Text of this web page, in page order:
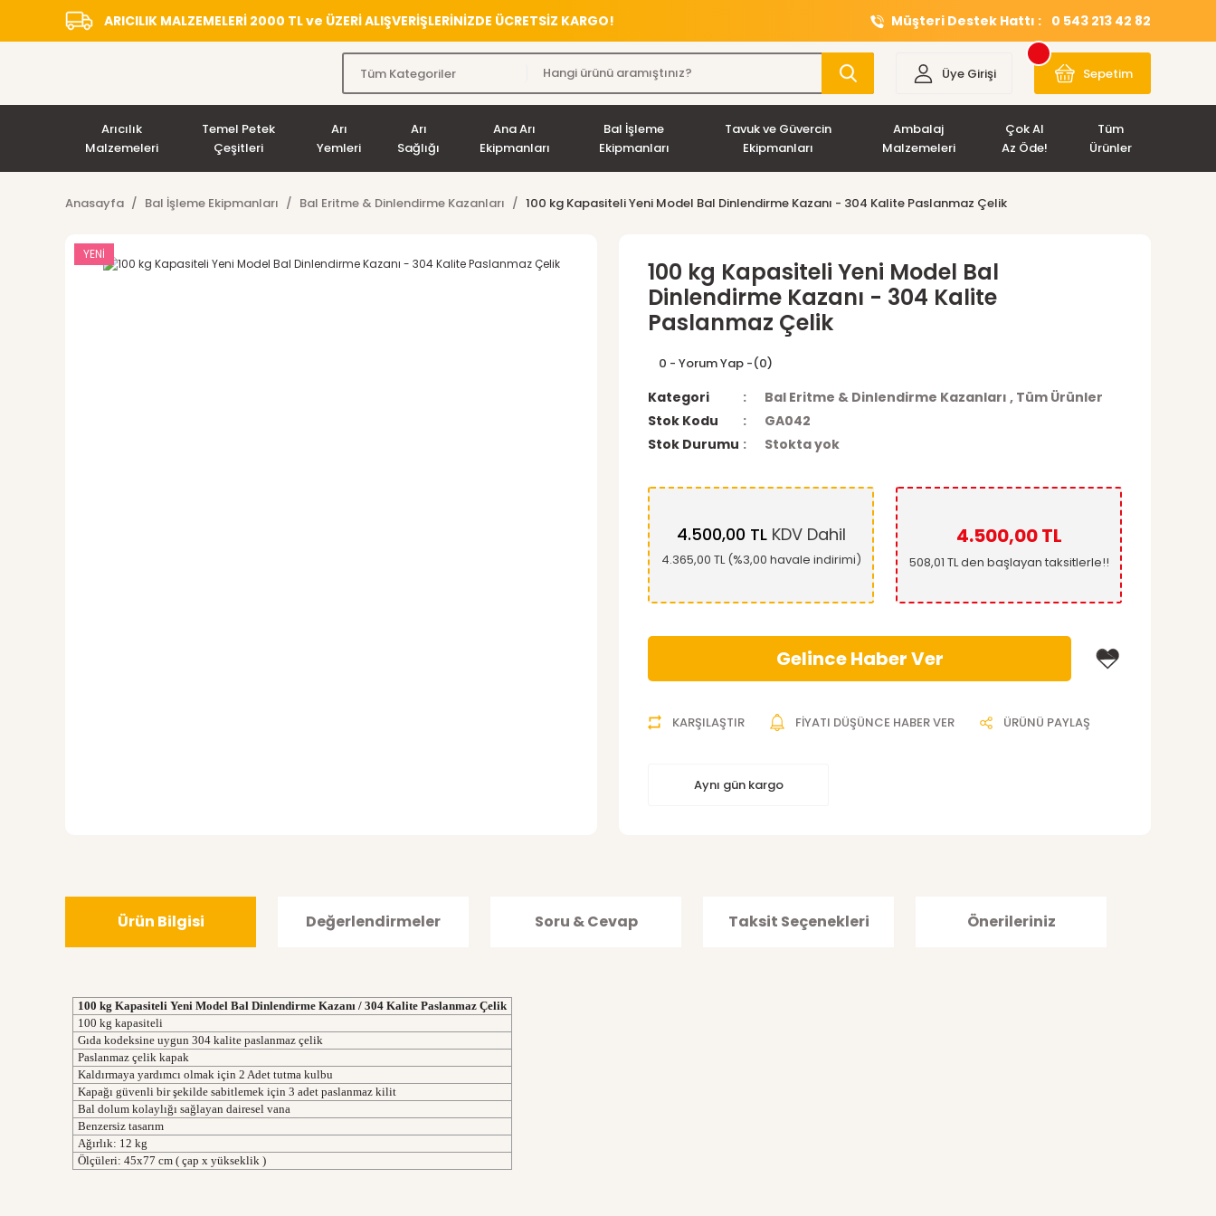
ARICILIK MALZEMELERİ 2000 TL ve ÜZERİ ALIŞVERİŞLERİNİZDE ÜCRETSİZ KARGO! Müşteri Destek Hattı : 0 543 213 42 82
Üye Girişi Sepetim
Arıcılık
Malzemeleri
Temel Petek
Çeşitleri
Arı
Yemleri
Arı
Sağlığı
Ana Arı
Ekipmanları
Bal İşleme
Ekipmanları
Tavuk ve Güvercin
Ekipmanları
Ambalaj
Malzemeleri
Çok Al
Az Öde!
Tüm
Ürünler
Anasayfa Bal İşleme Ekipmanları Bal Eritme & Dinlendirme Kazanları 100 kg Kapasiteli Yeni Model Bal Dinlendirme Kazanı - 304 Kalite Paslanmaz Çelik
YENİ
100 kg Kapasiteli Yeni Model Bal
Dinlendirme Kazanı - 304 Kalite
Paslanmaz Çelik
0 - Yorum Yap -(0)
Kategori Bal Eritme & Dinlendirme Kazanları , Tüm Ürünler
Stok Kodu
GA042
Stok Durumu
Stokta yok
4.500,00 TLKDV Dahil
4.365,00 TL (%3,00 havale indirimi)
4.500,00 TL
508,01 TL den başlayan taksitlerle!!
Gelince Haber Ver
KARŞILAŞTIR FİYATI DÜŞÜNCE HABER VER ÜRÜNÜ PAYLAŞ
Aynı gün kargo
Ürün Bilgisi Değerlendirmeler Soru & Cevap Taksit Seçenekleri Önerileriniz
100 kg Kapasiteli Yeni Model Bal Dinlendirme Kazanı / 304 Kalite Paslanmaz Çelik
100 kg kapasiteli
Gıda kodeksine uygun 304 kalite paslanmaz çelik
Paslanmaz çelik kapak
Kaldırmaya yardımcı olmak için 2 Adet tutma kulbu
Kapağı güvenli bir şekilde sabitlemek için 3 adet paslanmaz kilit
Bal dolum kolaylığı sağlayan dairesel vana
Benzersiz tasarım
Ağırlık: 12 kg
Ölçüleri: 45x77 cm ( çap x yükseklik )